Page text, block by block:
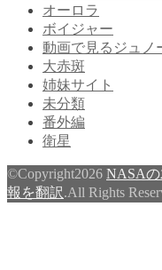
オーロラ
ボイジャー
動画で見るジュノ
大赤斑
姉妹サイト
未分類
番外編
衛星
©Copyright2026 NASA
報を翻訳.All Rights